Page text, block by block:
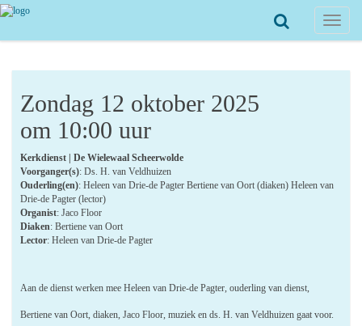
Toggle
Zondag 12 oktober 2025
om 10:00 uur
Kerkdienst | De Wielewaal Scheerwolde
Voorganger(s): Ds. H. van Veldhuizen
Ouderling(en): Heleen van Drie-de Pagter Bertiene van Oort (diaken) Heleen van
Drie-de Pagter (lector)
Organist: Jaco Floor
Diaken: Bertiene van Oort
Lector: Heleen van Drie-de Pagter
Aan de dienst werken mee Heleen van Drie-de Pagter, ouderling van dienst,
Bertiene van Oort, diaken, Jaco Floor, muziek en ds. H. van Veldhuizen gaat voor.